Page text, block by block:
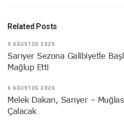
Related Posts
9 AĞUSTOS 2026
Sarıyer Sezona Galibiyetle
Mağlup Etti
6 AĞUSTOS 2026
Melek Dakan, Sarıyer –
Çalacak